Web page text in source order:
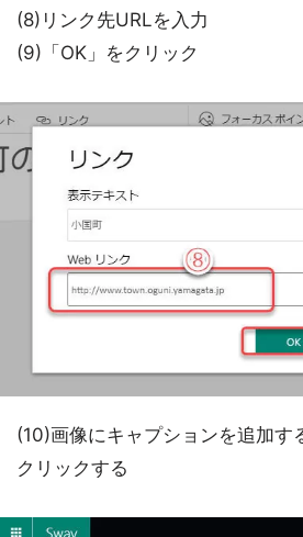
(8)リンク先URLを入力
(9)「OK」をクリック
(10)画像にキャプションを追加す
クリックする